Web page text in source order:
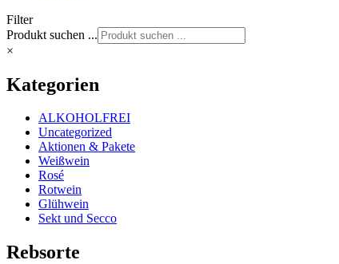
Filter
Produkt suchen ...
×
Kategorien
ALKOHOLFREI
Uncategorized
Aktionen & Pakete
Weißwein
Rosé
Rotwein
Glühwein
Sekt und Secco
Rebsorte